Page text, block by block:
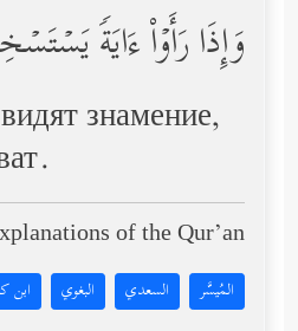
وَإِذَا رَأَوۡاْ ءَایَةࣰ
знамение,
of the Qur’an:
المُيسَّر السعدي البغوي ابن